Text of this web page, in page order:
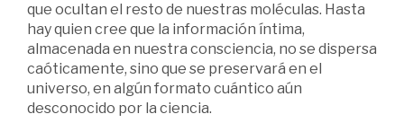
que ocultan el resto de nuestras moléculas. Hasta
hay quien cree que la información íntima,
almacenada en nuestra consciencia, no se dispersa
caóticamente, sino que se preservará en el
universo, en algún formato cuántico aún
desconocido por la ciencia.